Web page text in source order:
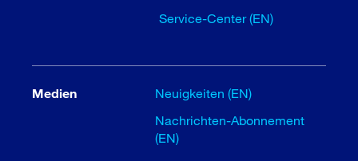
Service-Center (EN)
Medien
Neuigkeiten (EN)
Nachrichten-Abonnement
(EN)